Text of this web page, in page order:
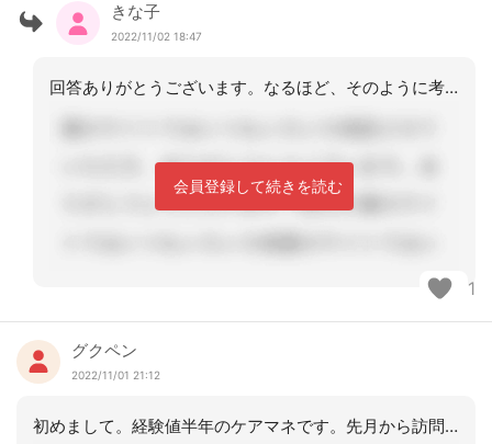
きな子
2022/11/02 18:47
回答ありがとうございます。なるほど、そのように考えるのもありなのですね。リハビリ
会員登録して続きを読む
1
グクペン
2022/11/01 21:12
初めまして。経験値半年のケアマネです。先月から訪問リハビリを希望された利用者さん